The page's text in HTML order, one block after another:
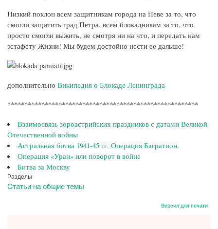
Низкий поклон всем защитникам города на Неве за то, что
смогли защитить град Петра, всем блокадникам за то, что
просто смогли выжить, не смотря ни на что, и передать нам
эстафету Жизни! Мы будем достойно нести ее дальше!
дополнительно Википедия о Блокаде Ленинграда
********************************************************
Взаимосвязь зороастрийских праздников с датами Великой
Отечественной войны
Астральная битва 1941-45 гг. Операция Багратион.
Операция «Уран» или поворот в войне
Битва за Москву
Разделы
Cтатьи на общие темы
Версия для печати